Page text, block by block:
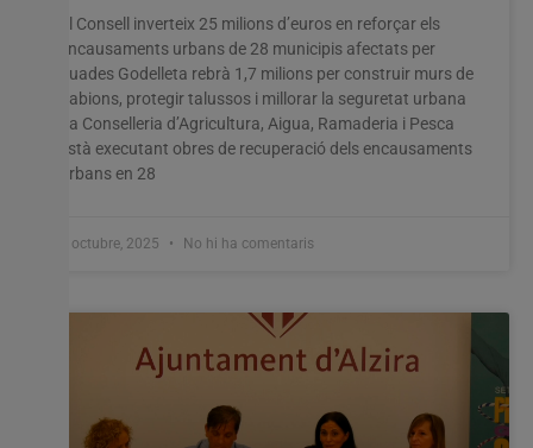
El Consell inverteix 25 milions d’euros en reforçar els
encausaments urbans de 28 municipis afectats per
riuades Godelleta rebrà 1,7 milions per construir murs de
gabions, protegir talussos i millorar la seguretat urbana
La Conselleria d’Agricultura, Aigua, Ramaderia i Pesca
està executant obres de recuperació dels encausaments
urbans en 28
8 octubre, 2025 No hi ha comentaris